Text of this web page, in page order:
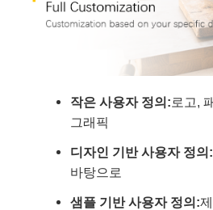
작은 사용자 정의: 로고,
그래픽
디자인 기반 사용자 정의:
바탕으로
샘플 기반 사용자 정의: